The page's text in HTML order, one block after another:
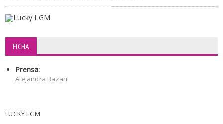
FICHA
Prensa:
Alejandra Bazan
LUCKY LGM